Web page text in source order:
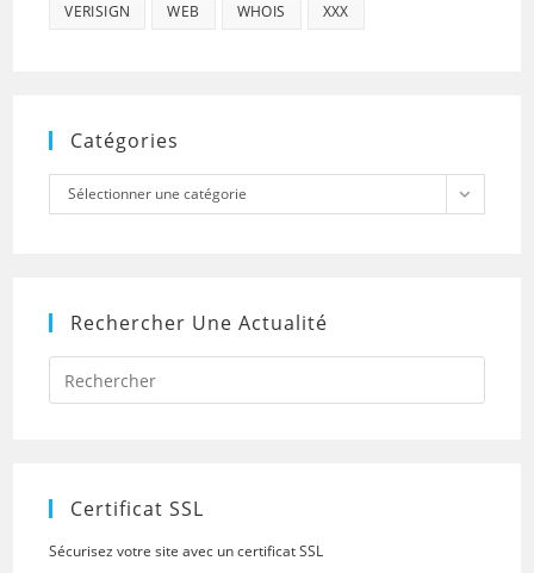
VERISIGN WEB WHOIS XXX
Catégories
Catégories
Sélectionner une catégorie
Rechercher Une Actualité
Press
to
Certificat SSL
Sécurisez votre site avec un certificat SSL